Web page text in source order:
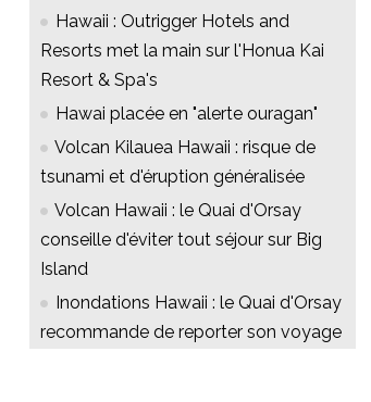
Hawaii : Outrigger Hotels and
Resorts met la main sur l'Honua Kai
Resort & Spa's
Hawai placée en "alerte ouragan"
Volcan Kilauea Hawaii : risque de
tsunami et d'éruption généralisée
Volcan Hawaii : le Quai d'Orsay
conseille d'éviter tout séjour sur Big
Island
Inondations Hawaii : le Quai d'Orsay
recommande de reporter son voyage